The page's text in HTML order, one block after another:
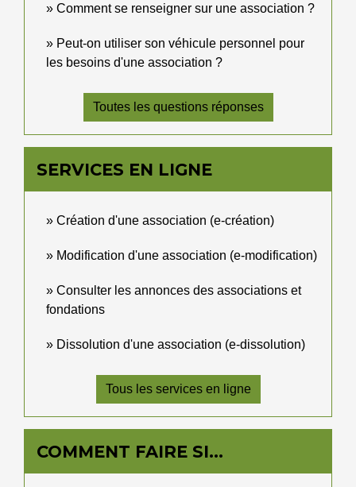
Comment se renseigner sur une association ?
Peut-on utiliser son véhicule personnel pour
les besoins d'une association ?
Toutes les questions réponses
SERVICES EN LIGNE
Création d'une association (e-création)
Modification d'une association (e-modification)
Consulter les annonces des associations et
fondations
Dissolution d'une association (e-dissolution)
Tous les services en ligne
COMMENT FAIRE SI…